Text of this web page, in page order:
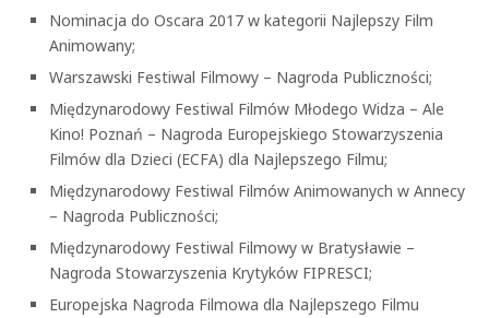
Nominacja do Oscara 2017 w kategorii Najlepszy Film
Animowany;
Warszawski Festiwal Filmowy – Nagroda Publiczności;
Międzynarodowy Festiwal Filmów Młodego Widza – Ale
Kino! Poznań – Nagroda Europejskiego Stowarzyszenia
Filmów dla Dzieci (ECFA) dla Najlepszego Filmu;
Międzynarodowy Festiwal Filmów Animowanych w Annecy
– Nagroda Publiczności;
Międzynarodowy Festiwal Filmowy w Bratysławie –
Nagroda Stowarzyszenia Krytyków FIPRESCI;
Europejska Nagroda Filmowa dla Najlepszego Filmu